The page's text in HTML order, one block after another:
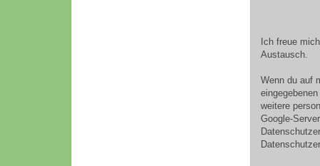
Ich freue
Austausch.
Wenn du auf
weitere
Google-